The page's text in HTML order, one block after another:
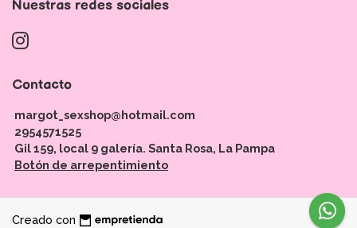
Nuestras redes sociales
Contacto
margot_sexshop@hotmail.com
2954571525
Gil 159, local 9 galería. Santa Rosa, La Pampa
Botón de arrepentimiento
Creado con